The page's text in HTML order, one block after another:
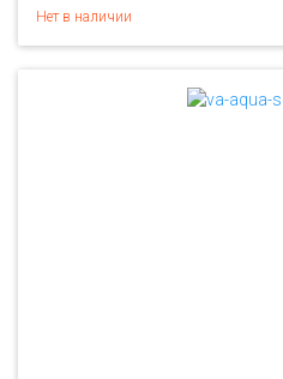
Нет в наличии